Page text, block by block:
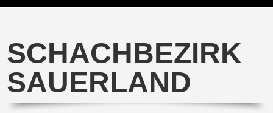
SCHACHBEZIRK
SAUERLAND